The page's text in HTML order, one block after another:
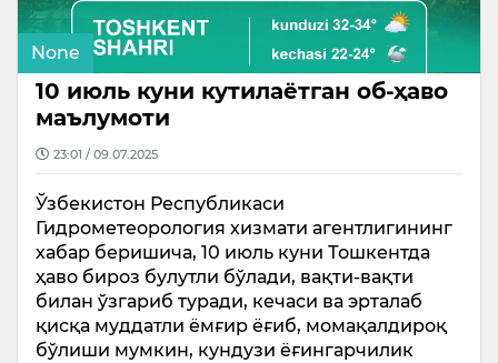
None
10 июль куни кутилаётган об-ҳаво
маълумоти
23:01 / 09.07.2025
Ўзбекистон Республикаси
Гидрометеорология хизмати агентлигининг
хабар беришича, 10 июль куни Тошкентда
ҳаво бироз булутли бўлади, вақти-вақти
билан ўзгариб туради, кечаси ва эрталаб
қисқа муддатли ёмғир ёғиб, момақалдироқ
бўлиши мумкин, кундузи ёғингарчилик